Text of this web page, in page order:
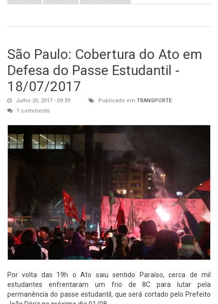
São Paulo: Cobertura do Ato em
Defesa do Passe Estudantil -
18/07/2017
Julho 20, 2017 - 09:39 Publicado em:TRANSPORTE
1 comments
Por volta das 19h o Ato saiu sentido Paraíso, cerca de mil
estudantes enfrentaram um frio de 8C para lutar pela
permanência do passe estudantil, que será cortado pelo Prefeito